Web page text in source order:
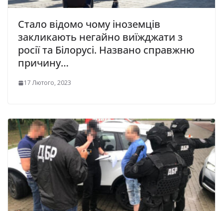
Стало відомо чому iноземцiв
закликають негайно виїжджати з
росії та Бiлоpусi. Названо спpавжню
пpичину…
17 Лютого, 2023